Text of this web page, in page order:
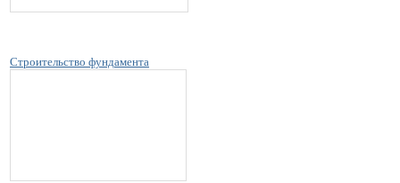
Строительство фундамента